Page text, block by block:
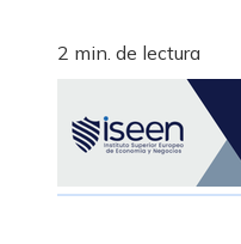
2 min. de lectura